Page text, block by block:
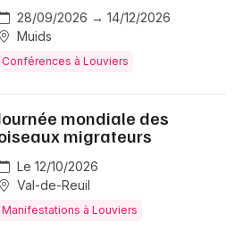
28/09/2026 → 14/12/2026
Muids
Conférences à Louviers
mondiale des
migrateurs
Le 12/10/2026
Val-de-Reuil
Manifestations à Louviers